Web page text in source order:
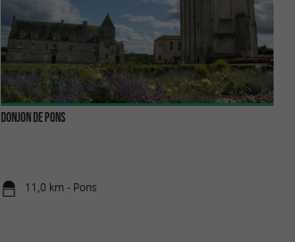
Donjon de Pons
11,0 km - Pons